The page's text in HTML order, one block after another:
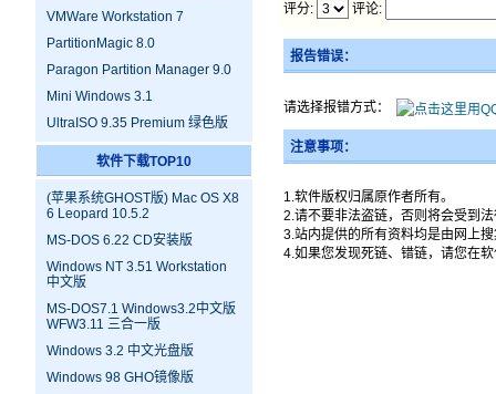
VMWare Workstation 7
PartitionMagic 8.0
Paragon Partition Manager 9.0
Mini Windows 3.1
UltraISO 9.35 Premium 绿色版
软件下载TOP10
(苹果系统GHOST版) Mac OS X8
6 Leopard 10.5.2
MS-DOS 6.22 CD安装版
Windows NT 3.51 Workstation
中文版
MS-DOS7.1 Windows3.2中文版
WFW3.11 三合一版
Windows 3.2 中文光盘版
Windows 98 GHO镜像版
评分: 评论:
报告错误：
请选择报错方式：
注意事项：
1.软件版权归属原作者所有。
2.请不要非法盗链，否则将会受到
3.站内提供的所有资料均是由网上
4.如果您发现死链、错链，请您在